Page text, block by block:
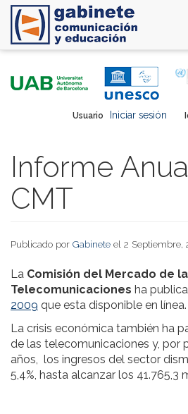
Usuario Iniciar sesión
Informe
CMT
Publicado por Gabinete el 2 Septiembre,
La Comisión del Mercado de
Telecomunicaciones ha
2009 que esta disponible en línea.
La crisis económica también ha
de las telecomunicaciones y, por
años, los ingresos del sector
5,4%, hasta alcanzar los 41.765,3